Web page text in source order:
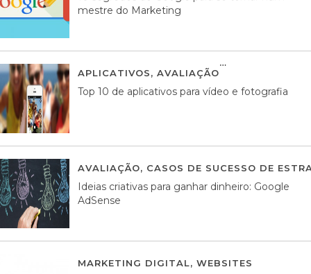
mestre do Marketing
APLICATIVOS, AVALIAÇÃO
Top 10 de aplicativos para vídeo e fotografia
AVALIAÇÃO, CASOS DE SUCESSO DE
Ideias criativas para ganhar dinheiro: Google
AdSense
MARKETING DIGITAL, WEBSITES